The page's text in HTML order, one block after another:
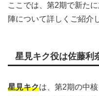
ここでは、第2期で新た
陣について詳しくご紹介
星見キク役は佐藤利
星見キクは、第2期の中